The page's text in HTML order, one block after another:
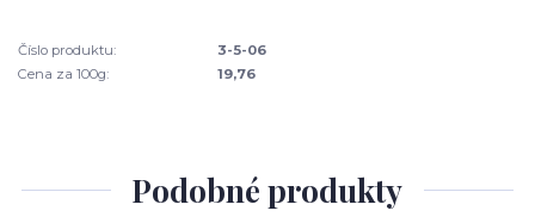
Číslo produktu:
3-5-06
Cena za 100g:
19,76
Podobné produkty